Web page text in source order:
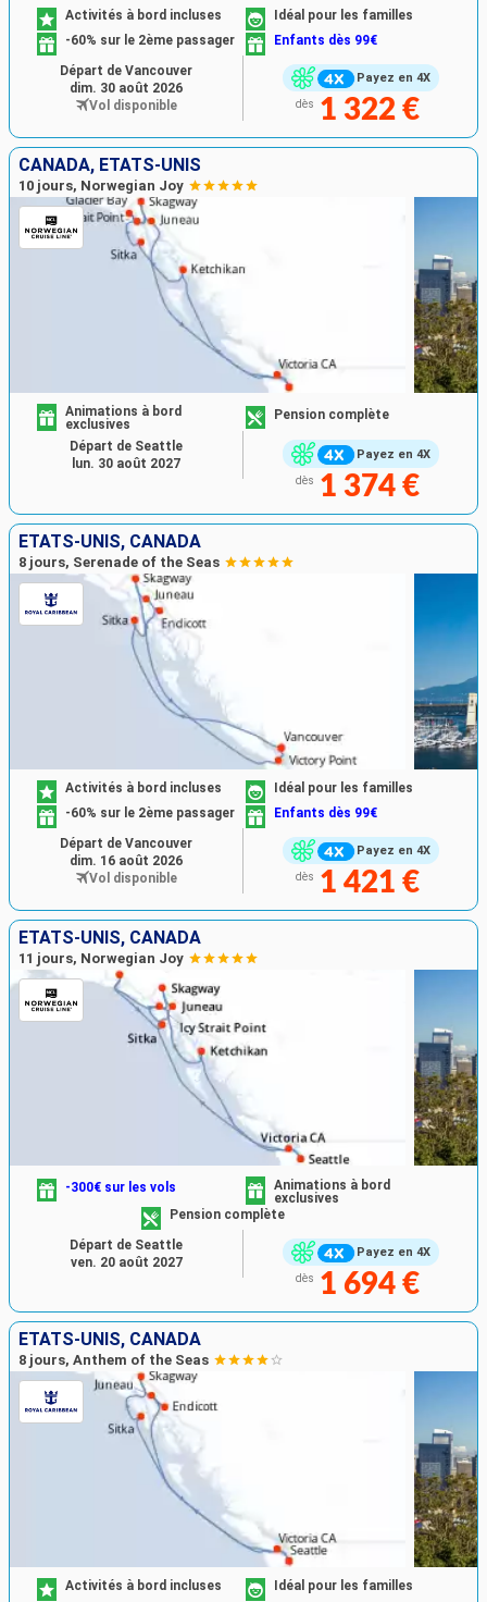
Payez en 4X
Activités à bord incluses
Idéal pour les familles
-60% sur le 2ème passager
Enfants dès 99€
dès 1 322 €
Départ de Vancouver
dim. 30 août 2026
Vol disponible
CANADA, ÉTATS-UNIS
10 jours, Norwegian Joy
Payez en 4X
Animations à bord
exclusives
Pension complète
dès 1 374 €
Départ de Seattle
lun. 30 août 2027
ÉTATS-UNIS, CANADA
8 jours, Serenade of the Seas
Payez en 4X
Activités à bord incluses
Idéal pour les familles
-60% sur le 2ème passager
Enfants dès 99€
dès 1 421 €
Départ de Vancouver
dim. 16 août 2026
Vol disponible
ÉTATS-UNIS, CANADA
11 jours, Norwegian Joy
Payez en 4X
-300€ sur les vols
Animations à bord
exclusives
Pension complète
dès 1 694 €
Départ de Seattle
ven. 20 août 2027
ÉTATS-UNIS, CANADA
8 jours, Anthem of the Seas
Activités à bord incluses
Idéal pour les familles